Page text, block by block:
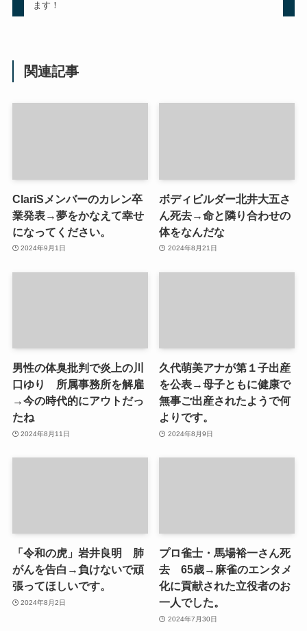
ます！
関連記事
ClariSメンバーのカレン卒
業発表→夢をかなえて幸せ
になってください。
2024年9月1日
ボディビルダー北井大五さ
ん死去→命と隣り合わせの
体をなんだな
2024年8月21日
男性の体臭批判で炎上の川
口ゆり 所属事務所を解雇
→今の時代的にアウトだっ
たね
2024年8月11日
久代萌美アナが第１子出産
を公表→母子ともに健康で
無事ご出産されたようで何
よりです。
2024年8月9日
「令和の虎」岩井良明 肺
がんを告白→負けないで頑
張ってほしいです。
2024年8月2日
プロ雀士・馬場裕一さん死
去 65歳→麻雀のエンタメ
化に貢献された立役者のお
一人でした。
2024年7月30日